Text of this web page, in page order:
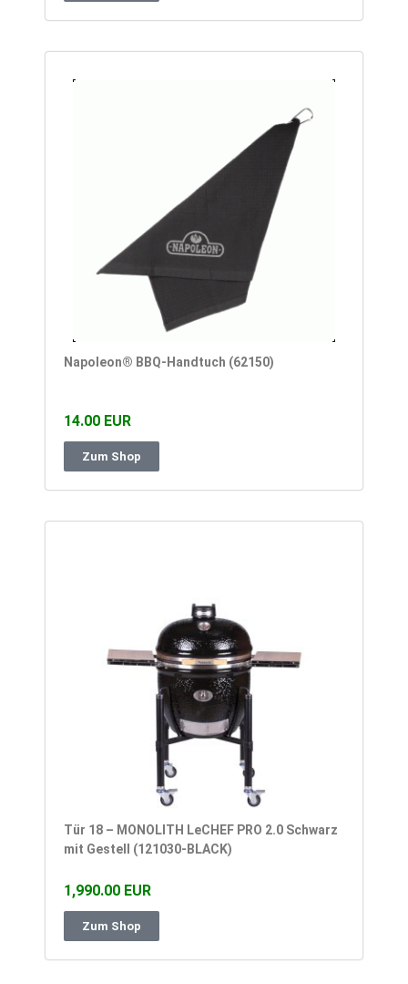
Napoleon® BBQ-Handtuch (62150)
14.00 EUR
Zum Shop
Tür 18 – MONOLITH LeCHEF PRO 2.0 Schwarz
mit Gestell (121030-BLACK)
1,990.00 EUR
Zum Shop